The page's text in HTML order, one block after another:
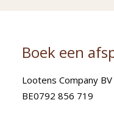
Boek een
Lootens Company BV
BE0792 856 719